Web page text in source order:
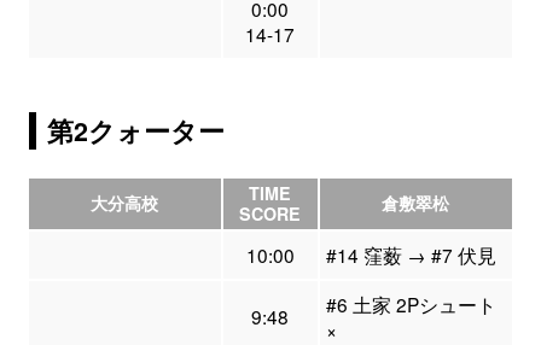
0:00
14-17
第2クォーター
大分高校
TIME
SCORE
倉敷翠松
10:00 #14 窪薮 → #7 伏見
9:48
#6 土家 2Pシュート
×